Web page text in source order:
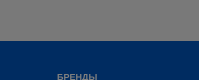
БРЕНДЫ